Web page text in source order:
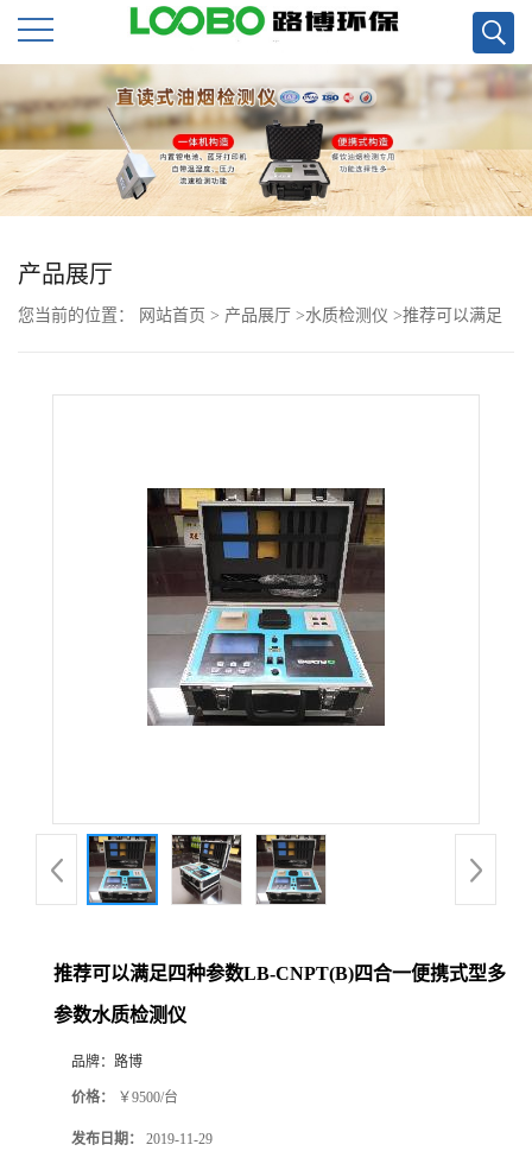
公
司
首
页
公
品
厅
产品展厅
您当前的位置： 网站首页 > 产品展厅 >水质检测仪 >推荐可以满足
推荐可以满足四种参数LB-CNPT(B)四合一便携式型多
参数水质检测仪
品牌： 路博
价格： ￥9500/台
发布日期： 2019-11-29